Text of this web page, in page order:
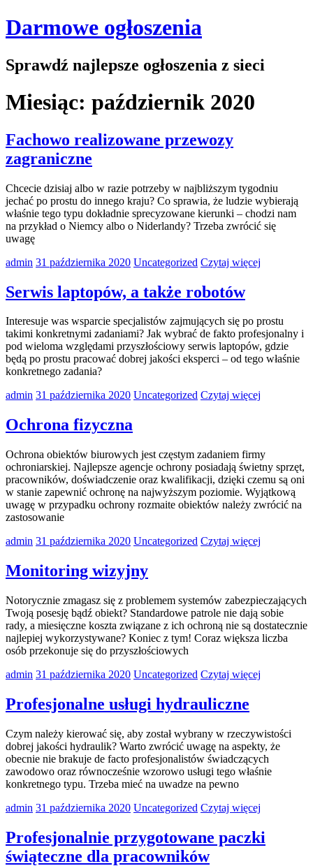
Darmowe ogłoszenia
Sprawdź najlepsze ogłoszenia z sieci
Miesiąc: październik 2020
Fachowo realizowane przewozy
zagraniczne
Chcecie dzisiaj albo w razie potrzeby w najbliższym tygodniu
jechać po prostu do innego kraju? Co sprawia, że ludzie wybierają
właśnie tego typu dokładnie sprecyzowane kierunki – chodzi nam
na przykład o Niemcy albo o Niderlandy? Trzeba zwrócić się
uwagę
admin 31 października 2020 Uncategorized Czytaj więcej
Serwis laptopów, a także robotów
Interesuje was wsparcie specjalistów zajmujących się po prostu
takimi konkretnymi zadaniami? Jak wybrać de fakto profesjonalny i
pod wieloma względami przyszłościowy serwis laptopów, gdzie
będą po prostu pracować dobrej jakości eksperci – od tego właśnie
konkretnego zadania?
admin 31 października 2020 Uncategorized Czytaj więcej
Ochrona fizyczna
Ochrona obiektów biurowych jest częstym zadaniem firmy
ochroniarskiej. Najlepsze agencje ochrony posiadają świetny sprzęt,
pracowników, doświadczenie oraz kwalifikacji, dzięki czemu są oni
w stanie zapewnić ochronę na najwyższym poziomie. Wyjątkową
uwagę w przypadku ochrony rozmaite obiektów należy zwrócić na
zastosowanie
admin 31 października 2020 Uncategorized Czytaj więcej
Monitoring wizyjny
Notorycznie zmagasz się z problemem systemów zabezpieczających
Twoją posesję bądź obiekt? Standardowe patrole nie dają sobie
rady, a miesięczne koszta związane z ich ochroną nie są dostatecznie
najlepiej wykorzystywane? Koniec z tym! Coraz większa liczba
osób przekonuje się do przyszłościowych
admin 31 października 2020 Uncategorized Czytaj więcej
Profesjonalne usługi hydrauliczne
Czym należy kierować się, aby został wybrany w rzeczywistości
dobrej jakości hydraulik? Warto zwrócić uwagę na aspekty, że
obecnie nie brakuje de facto profesjonalistów świadczących
zawodowo oraz równocześnie wzorowo usługi tego właśnie
konkretnego typu. Trzeba mieć na uwadze na pewno
admin 31 października 2020 Uncategorized Czytaj więcej
Profesjonalnie przygotowane paczki
świąteczne dla pracowników